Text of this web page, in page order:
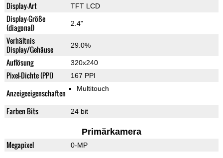
Display-Art TFT LCD
Display-Größe
(diagonal)
2.4"
Verhältnis
Display/Gehäuse
29.0%
Auflösung 320x240
Pixel-Dichte (PPI) 167 PPI
Anzeigeeigenschaften Multitouch
Farben Bits 24 bit
Primärkamera
Megapixel 0-MP